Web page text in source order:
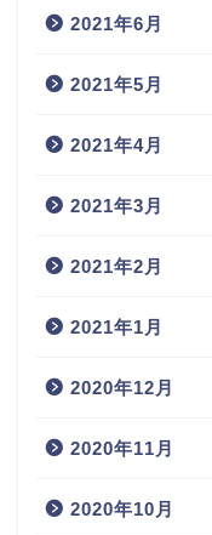
2021年6月
2021年5月
2021年4月
2021年3月
2021年2月
2021年1月
2020年12月
2020年11月
2020年10月